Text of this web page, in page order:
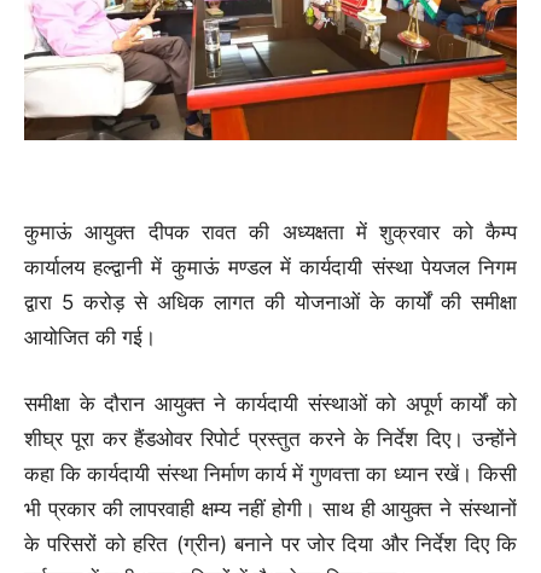
कुमाऊं आयुक्त दीपक रावत की अध्यक्षता में शुक्रवार को कैम्प
कार्यालय हल्द्वानी में कुमाऊं मण्डल में कार्यदायी संस्था पेयजल निगम
द्वारा 5 करोड़ से अधिक लागत की योजनाओं के कार्यों की समीक्षा
आयोजित की गई।
समीक्षा के दौरान आयुक्त ने कार्यदायी संस्थाओं को अपूर्ण कार्यों को
शीघ्र पूरा कर हैंडओवर रिपोर्ट प्रस्तुत करने के निर्देश दिए। उन्होंने
कहा कि कार्यदायी संस्था निर्माण कार्य में गुणवत्ता का ध्यान रखें। किसी
भी प्रकार की लापरवाही क्षम्य नहीं होगी। साथ ही आयुक्त ने संस्थानों
के परिसरों को हरित (ग्रीन) बनाने पर जोर दिया और निर्देश दिए कि